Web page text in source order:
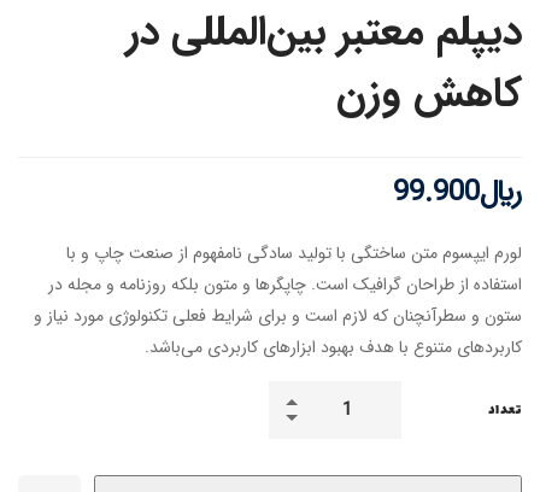
دیپلم معتبر بین‌المللی در
کاهش وزن
﷼99.900
لورم ایپسوم متن ساختگی با تولید سادگی نامفهوم از صنعت چاپ و با
استفاده از طراحان گرافیک است. چاپگرها و متون بلکه روزنامه و مجله در
ستون و سطرآنچنان که لازم است و برای شرایط فعلی تکنولوژی مورد نیاز و
کاربردهای متنوع با هدف بهبود ابزارهای کاربردی می‌باشد.
تعداد